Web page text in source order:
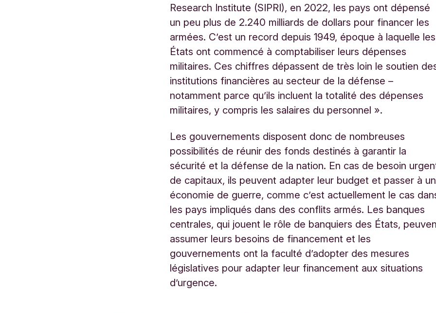
Research Institute (SIPRI), en 2022, les pays ont dépensé
un peu plus de 2.240 milliards de dollars pour financer les
armées. C’est un record depuis 1949, époque à laquelle les
États ont commencé à comptabiliser leurs dépenses
militaires. Ces chiffres dépassent de très loin le soutien
institutions financières au secteur de la défense –
notamment parce qu’ils incluent la totalité des dépenses
militaires, y compris les salaires du personnel ».
Les gouvernements disposent donc de nombreuses
possibilités de réunir des fonds destinés à garantir la
sécurité et la défense de la nation. En cas de besoin
de capitaux, ils peuvent adapter leur budget et passer à
économie de guerre, comme c’est actuellement le cas
les pays impliqués dans des conflits armés. Les banques
centrales, qui jouent le rôle de banquiers des États,
assumer leurs besoins de financement et les
gouvernements ont la faculté d’adopter des mesures
législatives pour adapter leur financement aux situations
d’urgence.